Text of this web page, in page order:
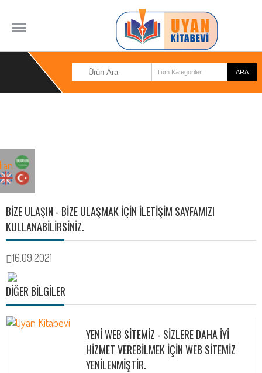
BİZE ULAŞIN - BIZE ULAŞMAK IÇIN ILETIŞIM SAYFAMIZI
KULLANABILIRSINIZ.
16.09.2021
DIĞER BILGILER
YENİ WEB SİTEMİZ - SIZLERE DAHA IYI
HIZMET VEREBILMEK IÇIN WEB SITEMIZ
YENILENMIŞTIR.